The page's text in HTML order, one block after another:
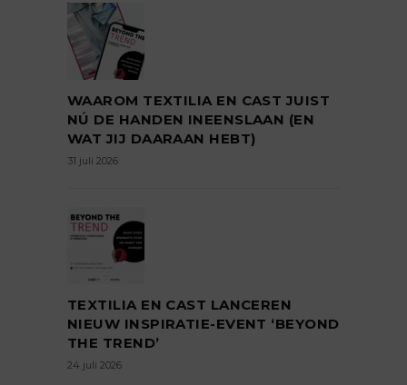
WAAROM TEXTILIA EN CAST JUIST
NÚ DE HANDEN INEENSLAAN (EN
WAT JIJ DAARAAN HEBT)
31 juli 2026
TEXTILIA EN CAST LANCEREN
NIEUW INSPIRATIE-EVENT ‘BEYOND
THE TREND’
24 juli 2026